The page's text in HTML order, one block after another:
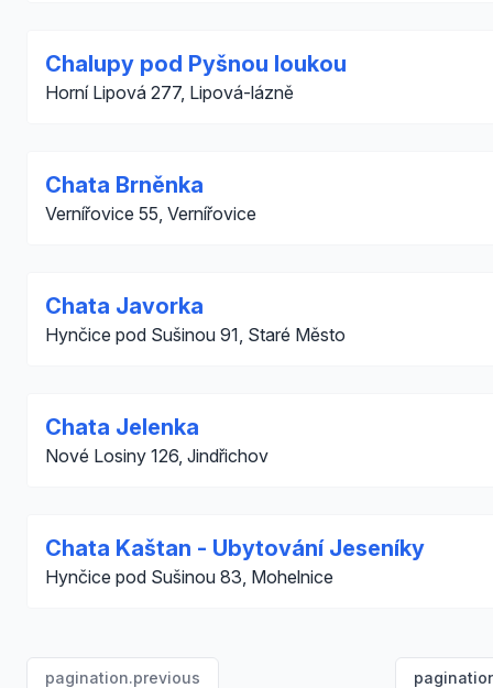
Chalupy pod Pyšnou loukou
Horní Lipová 277, Lipová-lázně
Chata Brněnka
Vernířovice 55, Vernířovice
Chata Javorka
Hynčice pod Sušinou 91, Staré Město
Chata Jelenka
Nové Losiny 126, Jindřichov
Chata Kaštan - Ubytování Jeseníky
Hynčice pod Sušinou 83, Mohelnice
pagination.previous